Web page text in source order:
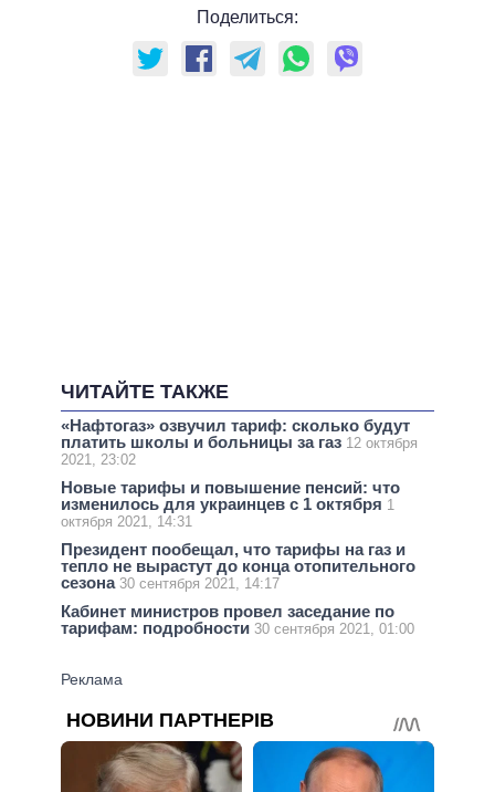
Поделиться:
ЧИТАЙТЕ ТАКЖЕ
«Нафтогаз» озвучил тариф: сколько будут
платить школы и больницы за газ 12 октября
2021, 23:02
Новые тарифы и повышение пенсий: что
изменилось для украинцев с 1 октября 1
октября 2021, 14:31
Президент пообещал, что тарифы на газ и
тепло не вырастут до конца отопительного
сезона 30 сентября 2021, 14:17
Кабинет министров провел заседание по
тарифам: подробности 30 сентября 2021, 01:00